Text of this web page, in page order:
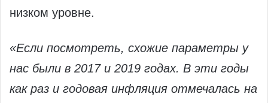
низком уровне.
«Если посмотреть, схожие параметры у
нас были в 2017 и 2019 годах. В эти годы
как раз и годовая инфляция отмечалась на